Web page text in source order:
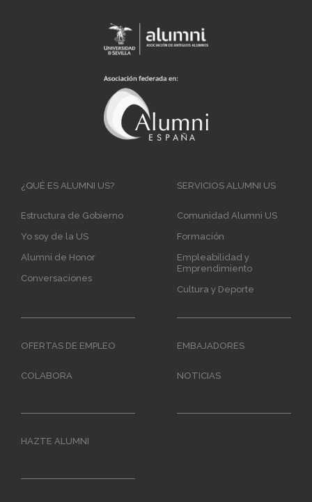
Main
¿QUÉ ES ALUMNI US?
Estructura de Gobierno
Yo soy de la US
Alumni de Honor
Conversaciones
SERVICIOS ALUMNI US
Comunidad Alumni US
Formación
Empleabilidad y
Emprendimiento
Cultura y Deporte
OFERTAS DE EMPLEO EMBAJADORES
COLABORA NOTICIAS
HAZTE ALUMNI